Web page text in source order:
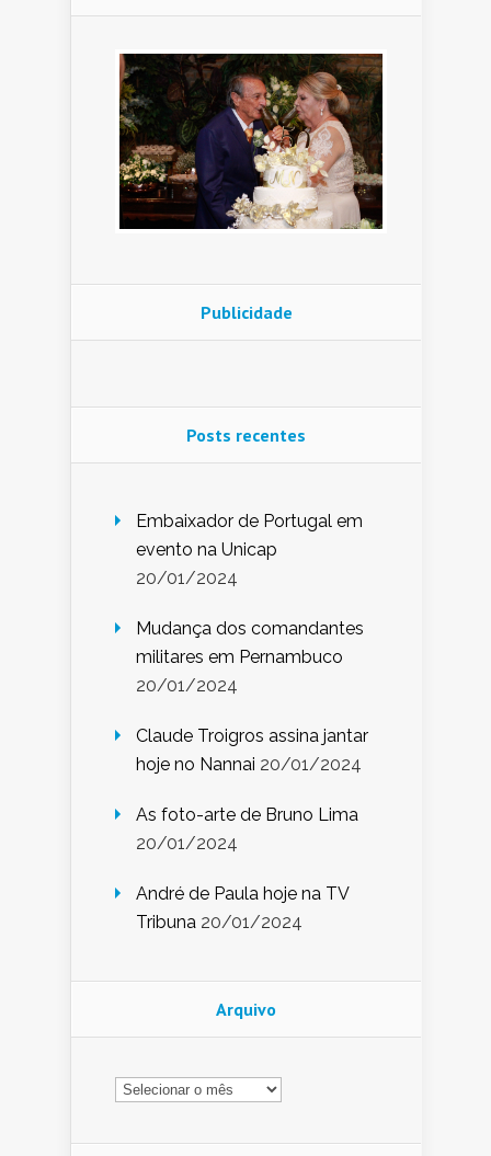
Publicidade
Posts recentes
Embaixador de Portugal em
evento na Unicap
20/01/2024
Mudança dos comandantes
militares em Pernambuco
20/01/2024
Claude Troigros assina jantar
hoje no Nannai 20/01/2024
As foto-arte de Bruno Lima
20/01/2024
André de Paula hoje na TV
Tribuna 20/01/2024
Arquivo
Arquivo